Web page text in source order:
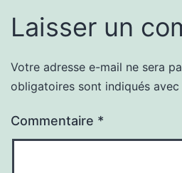
Laisser un
Votre adresse e-mail ne sera
obligatoires sont indiqués avec
Commentaire *